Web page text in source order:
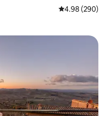
คะแนนเฉลี่ย
4.98 (290)